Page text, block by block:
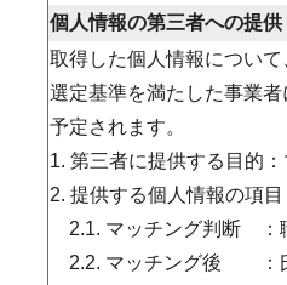
個人情報の第三者への提供
取得した個人情報につい
選定基準を満たした事業
予定されます。
1. 第三者に提供する目的
2. 提供する個人情報の項目
2.1. マッチング判断 ：
2.2. マッチング後 ：